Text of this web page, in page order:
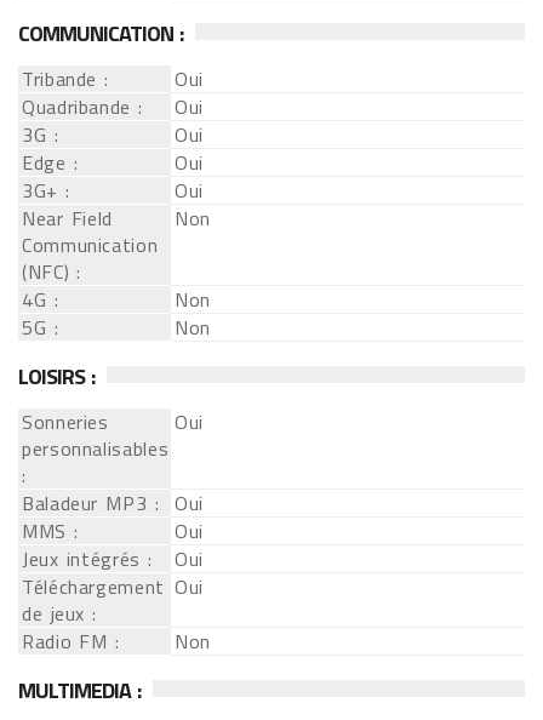
COMMUNICATION :
Tribande :
Oui
Quadribande :
Oui
3G :
Oui
Edge :
Oui
3G+ :
Oui
Near Field
Communication
(NFC) :
Non
4G :
Non
5G :
Non
LOISIRS :
Sonneries
personnalisables
:
Oui
Baladeur MP3 : Oui
MMS :
Oui
Jeux intégrés :
Oui
Téléchargement
de jeux :
Oui
Radio FM :
Non
MULTIMEDIA :